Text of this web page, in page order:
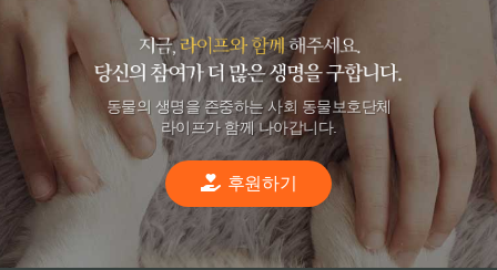
동물의 생명을 존중하는 사회 동물보호단체
라이프가 함께 나아갑니다.
후원하기